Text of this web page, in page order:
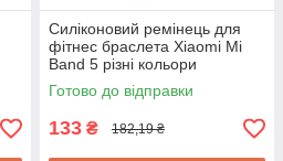
Силіконовий ремінець для
фітнес браслета Xiaomi Mi
Band 5 різні кольори
Готово до відправки
133 ₴ 182,19 ₴